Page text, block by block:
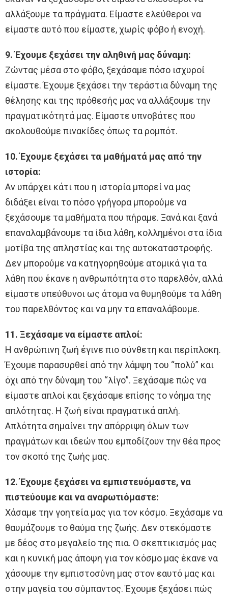
αλλάξουμε τα πράγματα. Είμαστε ελεύθεροι να
είμαστε αυτό που είμαστε, χωρίς φόβο ή ενοχή.
9. Έχουμε ξεχάσει την αληθινή μας δύναμη:
Ζώντας μέσα στο φόβο, ξεχάσαμε πόσο ισχυροί
είμαστε. Έχουμε ξεχάσει την τεράστια δύναμη της
θέλησης και της πρόθεσής μας να αλλάξουμε την
πραγματικότητά μας. Είμαστε υπνοβάτες που
ακολουθούμε πινακίδες όπως τα ρομπότ.
10. Έχουμε ξεχάσει τα μαθήματά μας από την
ιστορία:
Αν υπάρχει κάτι που η ιστορία μπορεί να μας
διδάξει είναι το πόσο γρήγορα μπορούμε να
ξεχάσουμε τα μαθήματα που πήραμε. Ξανά και ξανά
επαναλαμβάνουμε τα ίδια λάθη, κολλημένοι στα ίδια
μοτίβα της απληστίας και της αυτοκαταστροφής.
Δεν μπορούμε να κατηγορηθούμε ατομικά για τα
λάθη που έκανε η ανθρωπότητα στο παρελθόν, αλλά
είμαστε υπεύθυνοι ως άτομα να θυμηθούμε τα λάθη
του παρελθόντος και να μην τα επαναλάβουμε.
11. Ξεχάσαμε να είμαστε απλοί:
Η ανθρώπινη ζωή έγινε πιο σύνθετη και περίπλοκη.
Έχουμε παρασυρθεί από την λάμψη του “πολύ” και
όχι από την δύναμη του “λίγο”. Ξεχάσαμε πώς να
είμαστε απλοί και ξεχάσαμε επίσης το νόημα της
απλότητας. Η ζωή είναι πραγματικά απλή.
Απλότητα σημαίνει την απόρριψη όλων των
πραγμάτων και ιδεών που εμποδίζουν την θέα προς
τον σκοπό της ζωής μας.
12. Έχουμε ξεχάσει να εμπιστευόμαστε, να
πιστεύουμε και να αναρωτιόμαστε:
Χάσαμε την γοητεία μας για τον κόσμο. Ξεχάσαμε να
θαυμάζουμε το θαύμα της ζωής. Δεν στεκόμαστε
με δέος στο μεγαλείο της πια. Ο σκεπτικισμός μας
και η κυνική μας άποψη για τον κόσμο μας έκανε να
χάσουμε την εμπιστοσύνη μας στον εαυτό μας και
στην μαγεία του σύμπαντος. Έχουμε ξεχάσει πώς